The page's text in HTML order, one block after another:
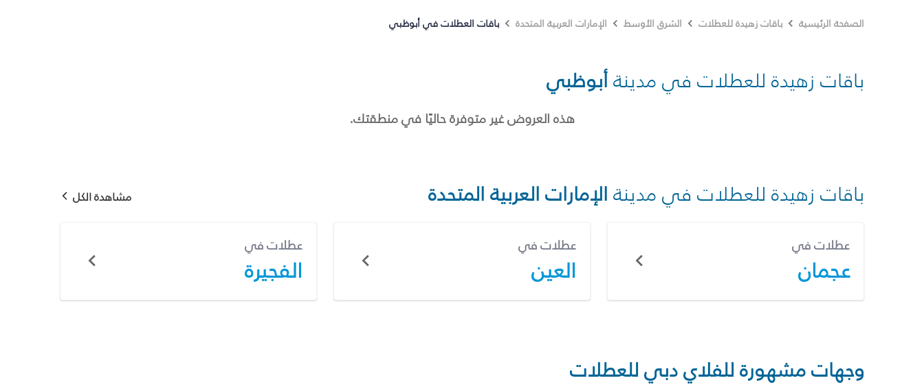
الصفحة الرئيسية باقات زهيدة للعطلات الشرق الأوسط الإمارات العربية المتحدة باقات العطلات في أبوظبي
باقات زهيدة للعطلات في مدينةأبوظبي
هذه العروض غير متوفرة حاليًا في منطقتك.
باقات زهيدة للعطلات في مدينة الإمارات العربية المتحدة مشاهدة الكل
عطلات في
عجمان
عطلات في
العين
عطلات في
الفجيرة
وجهات مشهورة للفلاي دبي للعطلات